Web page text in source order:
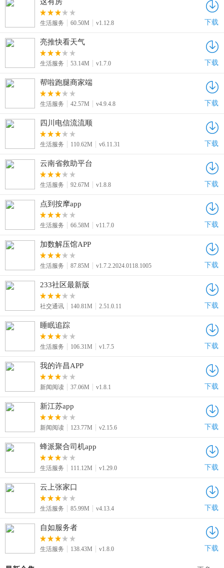
生活服务 60.50M v1.12.8 下载
亮推快看天气
生活服务 53.14M v1.7.0 下载
帮啦跑腿商家端
生活服务 42.57M v4.9.4.8 下载
四川电信流流顺
生活服务 110.62M v6.11.31 下载
云南省救助平台
生活服务 92.67M v1.8.8 下载
点到按摩app
生活服务 66.58M v11.7.0 下载
加数解压馆APP
生活服务 87.85M v1.7.2.2024.0118.1005 下载
233社区最新版
社交通讯 140.81M 2.51.0.11 下载
睡眠追踪
生活服务 106.31M v1.7.5 下载
我的许昌APP
新闻阅读 37.06M v1.8.1 下载
新江苏app
新闻阅读 123.77M v2.15.6 下载
蜂派聚合司机app
生活服务 111.12M v1.29.0 下载
云上张家口
生活服务 85.99M v4.13.4 下载
自如服务者
生活服务 138.43M v1.8.0 下载